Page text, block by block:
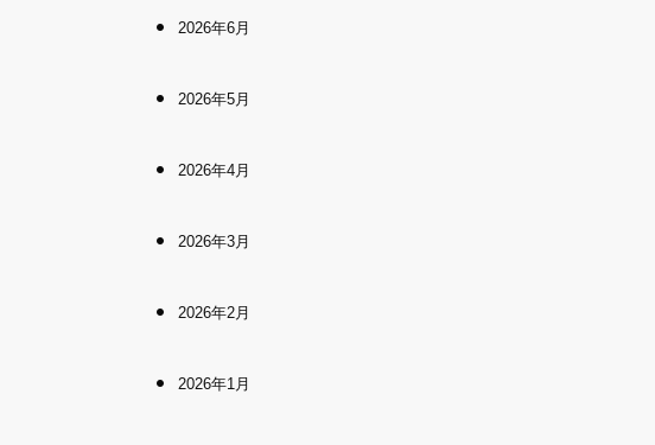
2026年6月
2026年5月
2026年4月
2026年3月
2026年2月
2026年1月